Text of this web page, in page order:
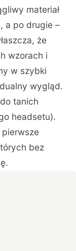
materiał
a po drugie –
że
wzorach i
w szybki
wygląd.
tanich
headsetu).
pierwsze
bez